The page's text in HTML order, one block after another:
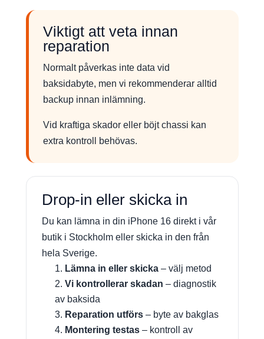
Viktigt att veta innan
reparation
Normalt påverkas inte data vid
baksidabyte, men vi rekommenderar alltid
backup innan inlämning.
Vid kraftiga skador eller böjt chassi kan
extra kontroll behövas.
Drop-in eller skicka in
Du kan lämna in din iPhone 16 direkt i vår
butik i Stockholm eller skicka in den från
hela Sverige.
Lämna in eller skicka – välj metod
Vi kontrollerar skadan – diagnostik
av baksida
Reparation utförs – byte av bakglas
Montering testas – kontroll av